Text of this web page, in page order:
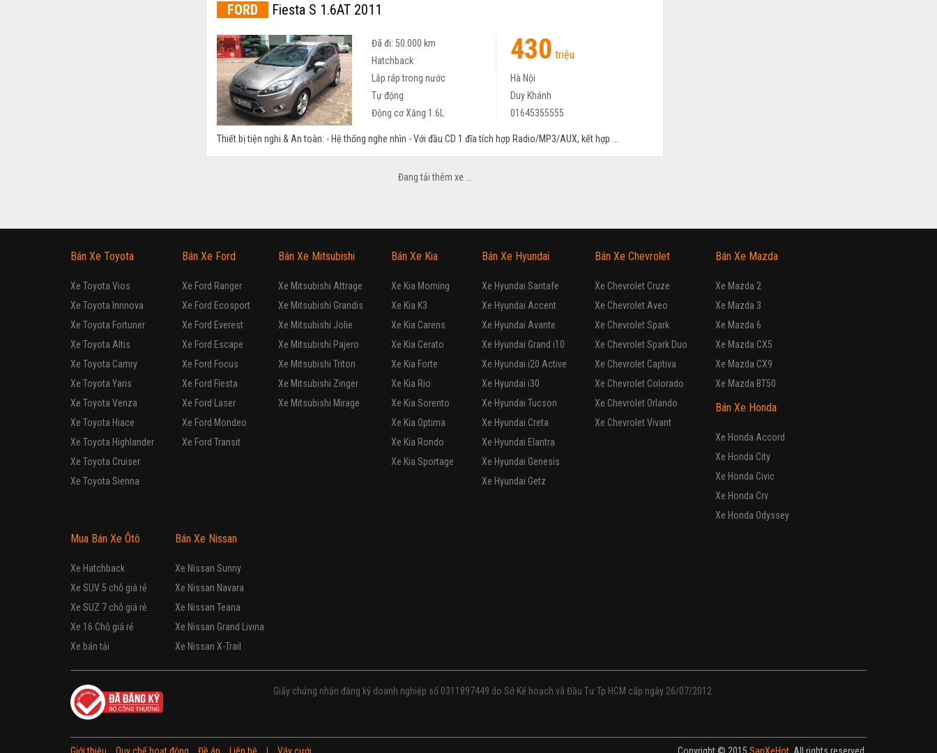
FORD Fiesta S 1.6AT 2011
Đã đi: 50.000 km 430 triệu
Hatchback
Lắp ráp trong nước
Hà Nội
Tự động
Duy Khánh
Động cơ Xăng 1.6L
01645355555
Thiết bị tiện nghi & An toàn: - Hệ thống nghe nhìn - Với đầu CD 1 đĩa tích hợp Radio/MP3/AUX, kết hợp ...
458
Lắp ráp trong nước
TP Hồ Chí Minh
Động cơ Xăng 1.5L
0907.078.078
FORD Fiesta S 1.6AT 2011
Đã đi: 31.000 km 439 triệu
Hatchback
FORD
Đã đi: 20.000 km
Hatchback
Lắp ráp trong nước
Tự động
Động cơ Xăng 1.6L
Thiết bị an toàn: -Túi khí an toàn -Chốt cửa an toàn -Khóa cửa điện điều khiển từ xa -Khoá ...